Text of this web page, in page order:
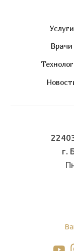
Услуги
Врачи
г.